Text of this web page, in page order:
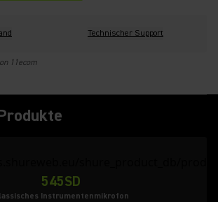
Technischer Support
11ecom
545SD
Instrumentenmikrofon